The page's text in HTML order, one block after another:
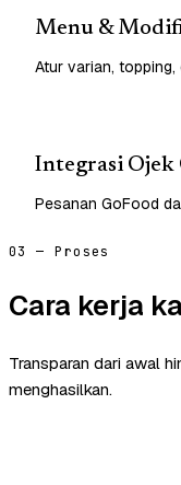
Menu &
Atur varian,
Integrasi Ojek
Pesanan GoFood
03 — Proses
Cara kerja
Transparan dari awal
menghasilkan.